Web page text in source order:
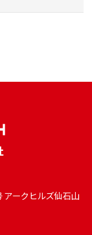
アークヒルズ仙石山